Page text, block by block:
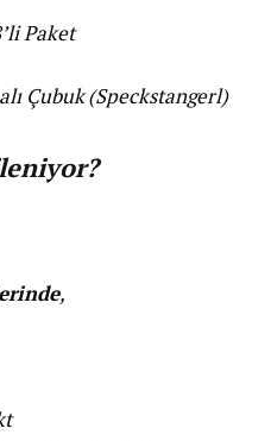
Paket
Çubuk (Speckstangerl)
,